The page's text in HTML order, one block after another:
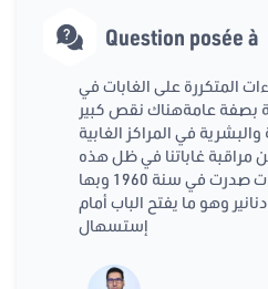
Question posée à
المتكررة على الغابات في
بصفة عامةهناك نقص كبير
والبشرية في المراكز الغابية
مراقبة غاباتنا في ظل هذه
الإمكانيات؟مجلة الغابات صدرت في سنة 1960 وبها
خطايا قدرها 5 دنانير و 6 دنانير وهو ما يفتح الباب أمام
إستسهال